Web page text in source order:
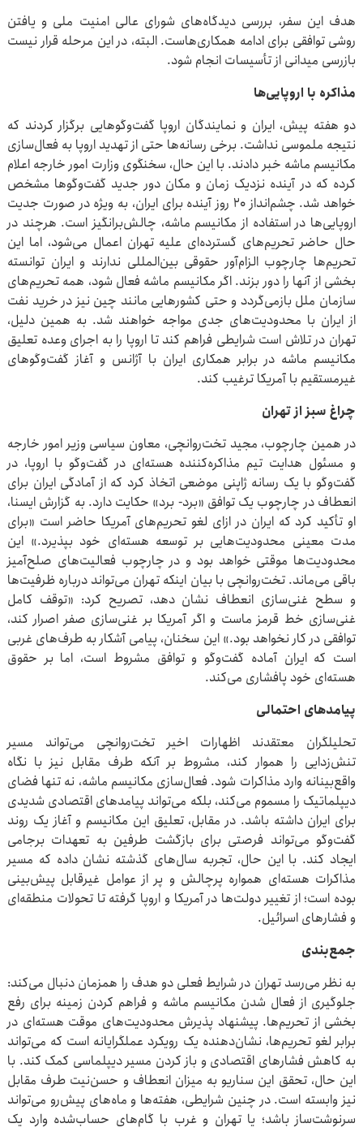
هدف این سفر، بررسی دیدگاه‌های شورای عالی امنیت ملی و یافتن
روشی توافقی برای ادامه همکاری‌هاست. البته، در این مرحله قرار نیست
بازرسی میدانی از تأسیسات انجام شود.
مذاکره با اروپایی‌ها
دو هفته پیش، ایران و نمایندگان اروپا گفت‌وگوهایی برگزار کردند که
نتیجه ملموسی نداشت. برخی رسانه‌ها حتی از تهدید اروپا به فعال‌سازی
مکانیسم ماشه خبر دادند. با این حال، سخنگوی وزارت امور خارجه اعلام
کرده که در آینده نزدیک زمان و مکان دور جدید گفت‌وگوها مشخص
خواهد شد. چشم‌انداز ۲۰ روز آینده برای ایران، به ویژه در صورت جدیت
اروپایی‌ها در استفاده از مکانیسم ماشه، چالش‌برانگیز است. هرچند در
حال حاضر تحریم‌های گسترده‌ای علیه تهران اعمال می‌شود، اما این
تحریم‌ها چارچوب الزام‌آور حقوقی بین‌المللی ندارند و ایران توانسته
بخشی از آنها را دور بزند. اگر مکانیسم ماشه فعال شود، همه تحریم‌های
سازمان ملل بازمی‌گردد و حتی کشورهایی مانند چین نیز در خرید نفت
از ایران با محدودیت‌های جدی مواجه خواهند شد. به همین دلیل،
تهران در تلاش است شرایطی فراهم کند تا اروپا را به اجرای وعده تعلیق
مکانیسم ماشه در برابر همکاری ایران با آژانس و آغاز گفت‌وگوهای
غیرمستقیم با آمریکا ترغیب کند.
چراغ سبز از تهران
در همین چارچوب، مجید تخت‌روانچی، معاون سیاسی وزیر امور خارجه
و مسئول هدایت تیم مذاکره‌کننده هسته‌ای در گفت‌وگو با اروپا، در
گفت‌وگو با یک رسانه ژاپنی موضعی اتخاذ کرد که از آمادگی ایران برای
انعطاف در چارچوب یک توافق «برد- برد» حکایت دارد. به گزارش ایسنا،
او تأکید کرد که ایران در ازای لغو تحریم‌های آمریکا حاضر است «برای
مدت معینی محدودیت‌هایی بر توسعه هسته‌ای خود بپذیرد.» این
محدودیت‌ها موقتی خواهد بود و در چارچوب فعالیت‌های صلح‌آمیز
باقی می‌ماند. تخت‌روانچی با بیان اینکه تهران می‌تواند درباره ظرفیت‌ها
و سطح غنی‌سازی انعطاف نشان دهد، تصریح کرد: «توقف کامل
غنی‌سازی خط قرمز ماست و اگر آمریکا بر غنی‌سازی صفر اصرار کند،
توافقی در کار نخواهد بود.» این سخنان، پیامی آشکار به طرف‌های غربی
است که ایران آماده گفت‌وگو و توافق مشروط است، اما بر حقوق
هسته‌ای خود پافشاری می‌کند.
پیامدهای احتمالی
تحلیلگران معتقدند اظهارات اخیر تخت‌روانچی می‌تواند مسیر
تنش‌زدایی را هموار کند، مشروط بر آنکه طرف مقابل نیز با نگاه
واقع‌بینانه وارد مذاکرات شود. فعال‌سازی مکانیسم ماشه، نه تنها فضای
دیپلماتیک را مسموم می‌کند، بلکه می‌تواند پیامدهای اقتصادی شدیدی
برای ایران داشته باشد. در مقابل، تعلیق این مکانیسم و آغاز یک روند
گفت‌وگو می‌تواند فرصتی برای بازگشت طرفین به تعهدات برجامی
ایجاد کند. با این حال، تجربه سال‌های گذشته نشان داده که مسیر
مذاکرات هسته‌ای همواره پرچالش و پر از عوامل غیرقابل پیش‌بینی
بوده است؛ از تغییر دولت‌ها در آمریکا و اروپا گرفته تا تحولات منطقه‌ای
و فشارهای اسرائیل.
جمع‌بندی
به نظر می‌رسد تهران در شرایط فعلی دو هدف را همزمان دنبال می‌کند:
جلوگیری از فعال شدن مکانیسم ماشه و فراهم کردن زمینه برای رفع
بخشی از تحریم‌ها. پیشنهاد پذیرش محدودیت‌های موقت هسته‌ای در
برابر لغو تحریم‌ها، نشان‌دهنده یک رویکرد عملگرایانه است که می‌تواند
به کاهش فشارهای اقتصادی و باز کردن مسیر دیپلماسی کمک کند. با
این حال، تحقق این سناریو به میزان انعطاف و حسن‌نیت طرف مقابل
نیز وابسته است. در چنین شرایطی، هفته‌ها و ماه‌های پیش‌رو می‌تواند
سرنوشت‌ساز باشد؛ یا تهران و غرب با گام‌های حساب‌شده وارد یک